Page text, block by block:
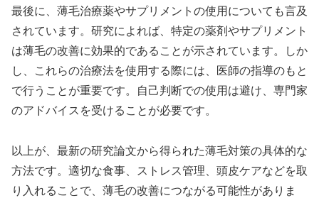
最後に、薄毛治療薬やサプリメントの使用についても言及
されています。研究によれば、特定の薬剤やサプリメント
は薄毛の改善に効果的であることが示されています。しか
し、これらの治療法を使用する際には、医師の指導のもと
で行うことが重要です。自己判断での使用は避け、専門家
のアドバイスを受けることが必要です。
以上が、最新の研究論文から得られた薄毛対策の具体的な
方法です。適切な食事、ストレス管理、頭皮ケアなどを取
り入れることで、薄毛の改善につながる可能性がありま